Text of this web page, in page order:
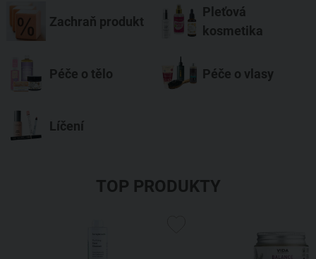
Zachraň produkt
Pleťová
kosmetika
Péče o tělo Péče o vlasy
Líčení
TOP PRODUKTY